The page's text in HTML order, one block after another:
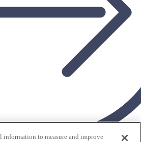
information to measure and improve